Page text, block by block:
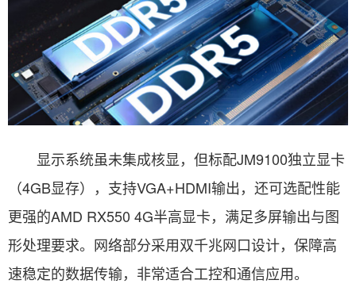
显示系统虽未集成核显，但标配JM9100独立显卡
（4GB显存），支持VGA+HDMI输出，还可选配性能
更强的AMD RX550 4G半高显卡，满足多屏输出与图
形处理要求。网络部分采用双千兆网口设计，保障高
速稳定的数据传输，非常适合工控和通信应用。